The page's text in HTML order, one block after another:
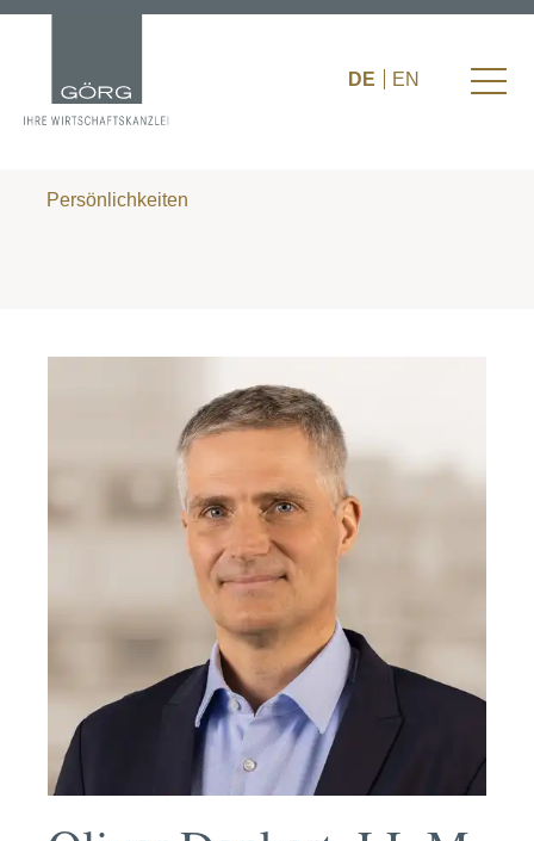
DE EN
Persönlichkeiten